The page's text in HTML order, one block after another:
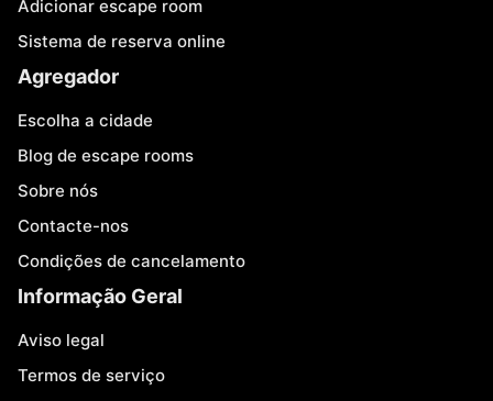
Adicionar escape room
Sistema de reserva online
Agregador
Escolha a cidade
Blog de escape rooms
Sobre nós
Contacte-nos
Condições de cancelamento
Informação Geral
Aviso legal
Termos de serviço